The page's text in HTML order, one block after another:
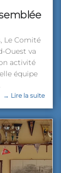
Le Comité
Ouest va
activité
équipe
→ Lire la suite